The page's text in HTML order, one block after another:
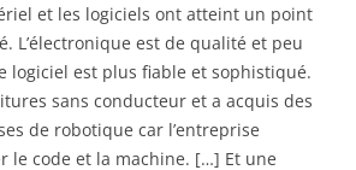
et les logiciels ont atteint un point
L’électronique est de qualité et peu
logiciel est plus fiable et sophistiqué.
sans conducteur et a acquis des
de robotique car l’entreprise
le code et la machine. […] Et une